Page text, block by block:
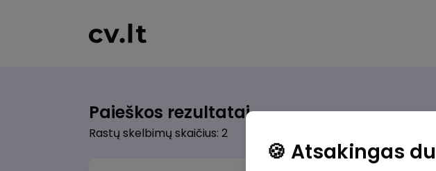
Paieškos rezultatai
Rastų skelbimų skaičius: 2
🍪 Atsakingas